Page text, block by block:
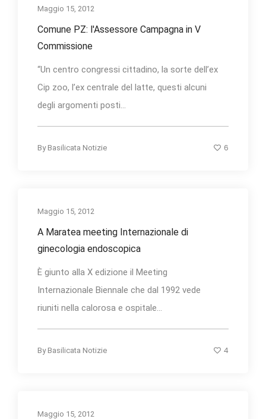
Maggio 15, 2012
Comune PZ: l'Assessore Campagna in V
Commissione
“Un centro congressi cittadino, la sorte dell’ex
Cip zoo, l’ex centrale del latte, questi alcuni
degli argomenti posti...
By Basilicata Notizie 6
Maggio 15, 2012
A Maratea meeting Internazionale di
ginecologia endoscopica
È giunto alla X edizione il Meeting
Internazionale Biennale che dal 1992 vede
riuniti nella calorosa e ospitale...
By Basilicata Notizie 4
Maggio 15, 2012